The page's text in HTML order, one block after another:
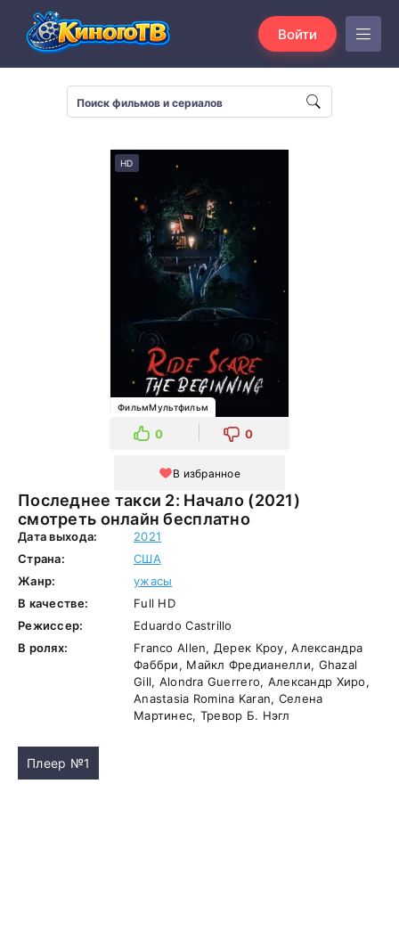
Войти
Последнее такси 2: Начало (2021)
смотреть онлайн бесплатно
HD
ФильмМультфильм
0 0
В избранное
Дата выхода:
2021
Страна:
США
Жанр:
ужасы
В качестве:
Full HD
Режиссер:
Eduardo Castrillo
В ролях:
Franco Allen, Дерек Кроу, Александра
Фаббри, Майкл Фредианелли, Ghazal
Gill, Alondra Guerrero, Александр Хиро,
Anastasia Romina Karan, Селена
Мартинес, Тревор Б. Нэгл
Плеер №1